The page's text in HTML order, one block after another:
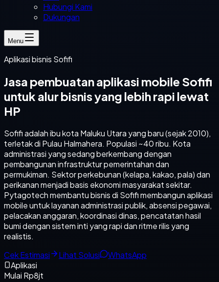
Hubungi Kami
Dukungan
Menu
Aplikasi bisnis Sofifi
Jasa pembuatan aplikasi mobile Sofifi
untuk alur bisnis yang lebih rapi lewat
HP
Sofifi adalah ibu kota Maluku Utara yang baru (sejak 2010),
terletak di Pulau Halmahera. Populasi ~40 ribu. Kota
administrasi yang sedang berkembang dengan
pembangunan infrastruktur pemerintahan dan
permukiman. Sektor perkebunan (kelapa, kakao, pala) dan
perikanan menjadi basis ekonomi masyarakat sekitar.
Pytagotech membantu bisnis di Sofifi membangun aplikasi
mobile untuk layanan administrasi publik, absensi pegawai,
pelacakan anggaran, koordinasi dinas, pencatatan hasil
bumi dengan sistem inti yang rapi dan ritme rilis yang
realistis.
Cek Estimasi
Lihat Solusi
WhatsApp
Aplikasi
Mulai Rp8jt